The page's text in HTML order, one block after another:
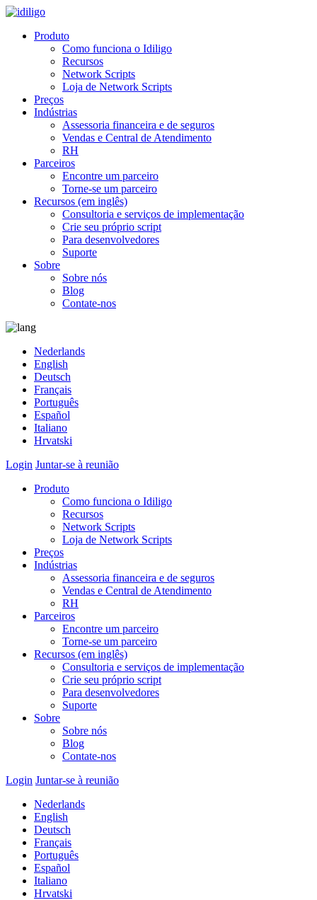
Produto
Como funciona o Idiligo
Recursos
Network Scripts
Loja de Network Scripts
Preços
Indústrias
Assessoria financeira e de seguros
Vendas e Central de Atendimento
RH
Parceiros
Encontre um parceiro
Torne-se um parceiro
Recursos (em inglês)
Consultoria e serviços de implementação
Crie seu próprio script
Para desenvolvedores
Suporte
Sobre
Sobre nós
Blog
Contate-nos
Nederlands
English
Deutsch
Français
Português
Español
Italiano
Hrvatski
Login Juntar-se à reunião
Produto
Como funciona o Idiligo
Recursos
Network Scripts
Loja de Network Scripts
Preços
Indústrias
Assessoria financeira e de seguros
Vendas e Central de Atendimento
RH
Parceiros
Encontre um parceiro
Torne-se um parceiro
Recursos (em inglês)
Consultoria e serviços de implementação
Crie seu próprio script
Para desenvolvedores
Suporte
Sobre
Sobre nós
Blog
Contate-nos
Login Juntar-se à reunião
Nederlands
English
Deutsch
Français
Português
Español
Italiano
Hrvatski